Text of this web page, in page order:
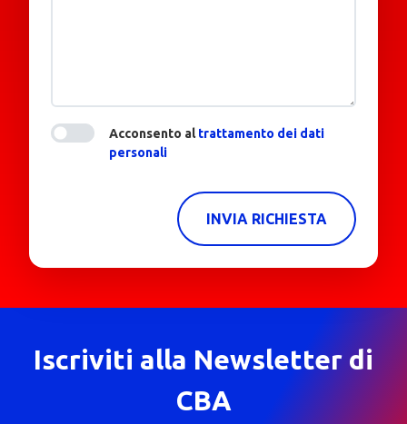
Acconsento altrattamento dei dati
personali
INVIA RICHIESTA
Iscriviti alla Newsletter di
CBA